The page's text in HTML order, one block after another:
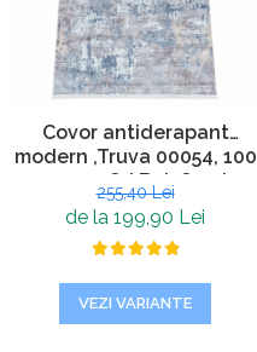
Covor antiderapant
modern ,Truva 00054, 100
x 200 cm, Gri Bej, Grosime
5mm
255,40 Lei
de la 199,90 Lei
VEZI VARIANTE